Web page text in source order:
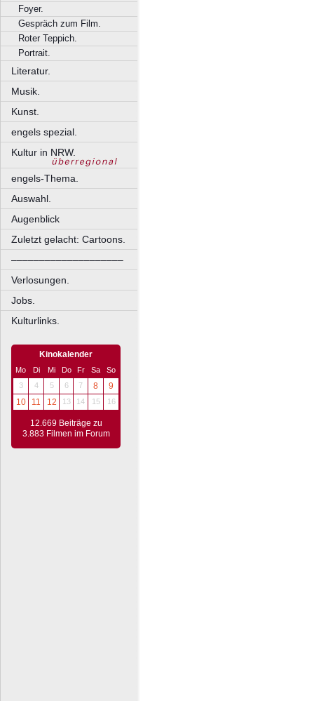
Foyer.
Gespräch zum Film.
Roter Teppich.
Portrait.
Literatur.
Musik.
Kunst.
engels spezial.
Kultur in NRW.
engels-Thema.
Auswahl.
Augenblick
Zuletzt gelacht: Cartoons.
––––––––––––––––––––
Verlosungen.
Jobs.
Kulturlinks.
Kinokalender
Mo Di Mi Do Fr Sa
So
3
4 5 6 7 8
9
10
11 12 13 14 15 16
12.669 Beiträge zu
3.883 Filmen im Forum